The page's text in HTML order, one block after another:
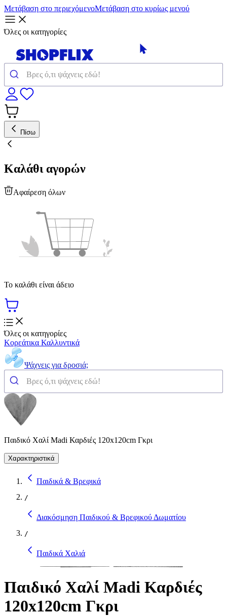
Μετάβαση στο περιεχόμενοΜετάβαση στο κυρίως μενού
Όλες οι κατηγορίες
Πίσω
Καλάθι αγορών
Αφαίρεση όλων
Το καλάθι είναι άδειο
Όλες οι κατηγορίες
Κορεάτικα Καλλυντικά
Ψάχνεις για δροσιά;
Παιδικό Χαλί Madi Καρδιές 120x120cm Γκρι
Χαρακτηριστικά
Παιδικά & Βρεφικά
/
Διακόσμηση Παιδικού & Βρεφικού Δωματίου
/
Παιδικά Χαλιά
Παιδικό Χαλί Madi Καρδιές
120x120cm Γκρι